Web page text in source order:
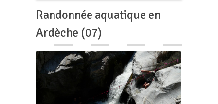
Randonnée aquatique en
Ardèche (07)